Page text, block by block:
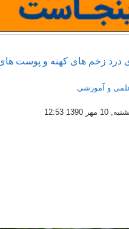
درد زخم های کهنه و پوست
علمی و آموزشی
1390 12:53